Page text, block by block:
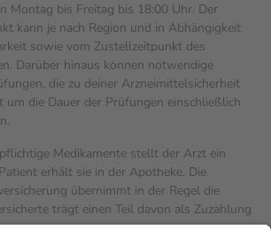
Montag bis Freitag bis 18:00 Uhr. Der
kann je nach Region und in Abhängigkeit
sowie vom Zustellzeitpunkt des
Darüber hinaus können notwendige
die zu deiner Arzneimittelsicherheit
um die Dauer der Prüfungen einschließlich
Medikamente stellt der Arzt ein
erhält sie in der Apotheke. Die
übernimmt in der Regel die
trägt einen Teil davon als Zuzahlung